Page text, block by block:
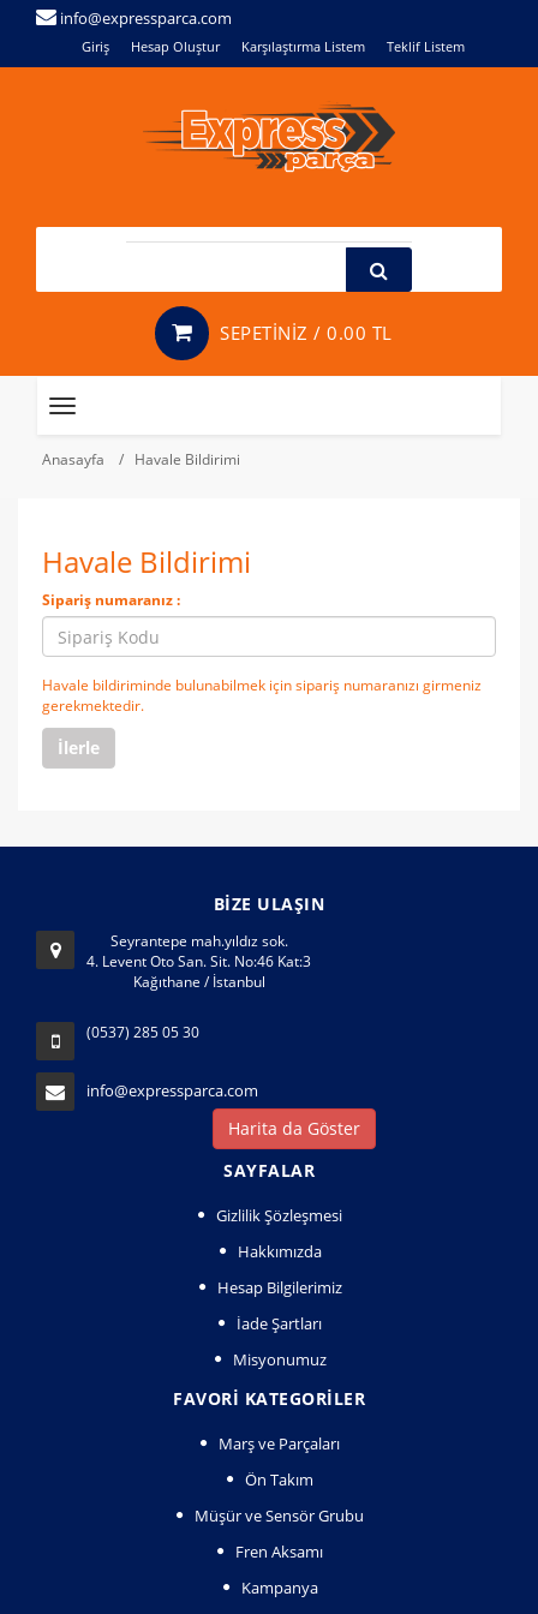
info@expressparca.com
Giriş Hesap Oluştur Karşılaştırma Listem Teklif Listem
SEPETİNİZ / 0.00 TL
Toggle
Anasayfa
Havale Bildirimi
Havale Bildirimi
Sipariş numaranız :
Havale bildiriminde bulunabilmek için sipariş numaranızı girmeniz
gerekmektedir.
BİZE ULAŞIN
Seyrantepe mah.yıldız sok.
4. Levent Oto San. Sit. No:46 Kat:3
Kağıthane / İstanbul
(0537) 285 05 30
info@expressparca.com
Harita da Göster
SAYFALAR
Gizlilik Şözleşmesi
Hakkımızda
Hesap Bilgilerimiz
İade Şartları
Misyonumuz
FAVORI KATEGORILER
Marş ve Parçaları
Ön Takım
Müşür ve Sensör Grubu
Fren Aksamı
Kampanya